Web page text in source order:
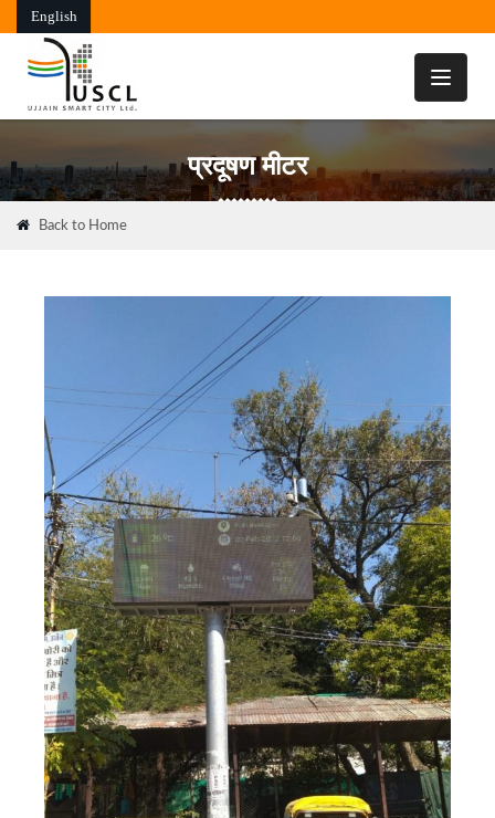
English
Toggle
प्रदूषण मीटर
Back to Home